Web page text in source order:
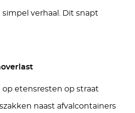
verhaal. Dit snapt
op etensresten op straat
naast afvalcontainers